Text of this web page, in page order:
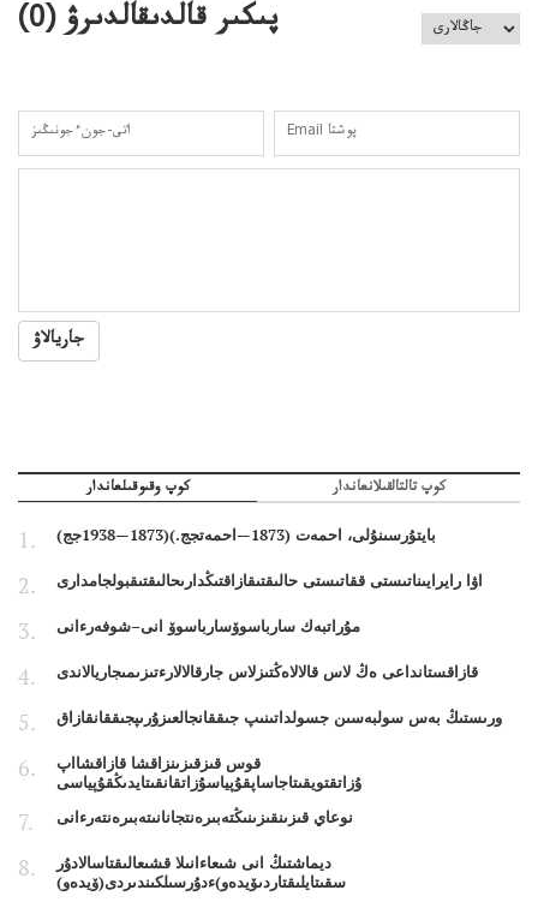
پىكىر قالدىقالدىرۋ (0
)
جاريالاۋ
كوپ وقىوقىلعاندار كوپ تالتالقىلانعاندار
بايتۇرسىنۇلى، احمەت (1873—احمەتجج.)(1873—1938جج)
اۋا رايرايىناتىستى ققاتىستى حالىقتىقازاقتىڭدارىحالىقتىقبولجامدارى
مۇراتبەك سارباسوۆسارباسوۆ انى–شوفەرءانى
قازاقستانداعى ەڭ لاس قالالاەڭتىزلاس جارقالالارءتىزىمىجاريالاندى
ورىستىڭ بەس سولبەسىن جسولداتىنىپ جىققانجالعىزۇرىپجىققانقازاق
قوس قىزقىزىنزاقشا قازاقشااپ
ۇزاتقتويقىتاجاساپقۇپياسۇزاتقانقىتايدىڭقۇپياسى
نوعاي قىزىنقىزىنىڭتەبىرەنتجانانىتەبىرەنتەرءانى
ديماشتىڭ انى شىعاءانىلا قشىعالىقتاسالادۇر
سقىتايلىقتاردىۆيدەو)ءدۇرسىلكىندىردى(ۆيدەو)